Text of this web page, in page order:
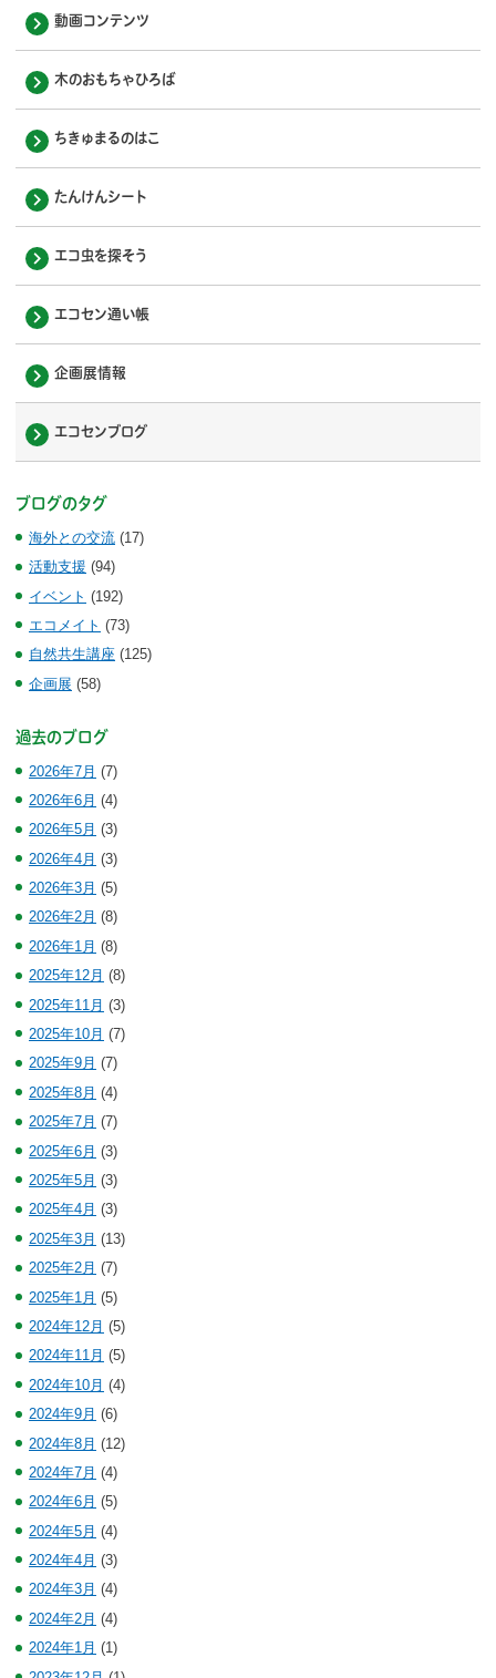
動画コンテンツ
木のおもちゃひろば
ちきゅまるのはこ
たんけんシート
エコ虫を探そう
エコセン通い帳
企画展情報
エコセンブログ
ブログのタグ
海外との交流 (17)
活動支援 (94)
イベント (192)
エコメイト (73)
自然共生講座 (125)
企画展 (58)
過去のブログ
2026年7月 (7)
2026年6月 (4)
2026年5月 (3)
2026年4月 (3)
2026年3月 (5)
2026年2月 (8)
2026年1月 (8)
2025年12月 (8)
2025年11月 (3)
2025年10月 (7)
2025年9月 (7)
2025年8月 (4)
2025年7月 (7)
2025年6月 (3)
2025年5月 (3)
2025年4月 (3)
2025年3月 (13)
2025年2月 (7)
2025年1月 (5)
2024年12月 (5)
2024年11月 (5)
2024年10月 (4)
2024年9月 (6)
2024年8月 (12)
2024年7月 (4)
2024年6月 (5)
2024年5月 (4)
2024年4月 (3)
2024年3月 (4)
2024年2月 (4)
2024年1月 (1)